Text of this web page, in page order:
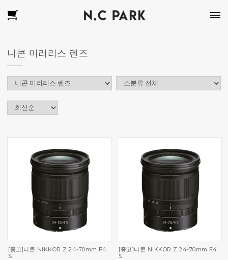
니콘 미러리스 렌즈
[중고]니콘 NIKKOR Z 24-70mm F4
S
[중고]니콘 NIKKOR Z 24-70mm F4
S